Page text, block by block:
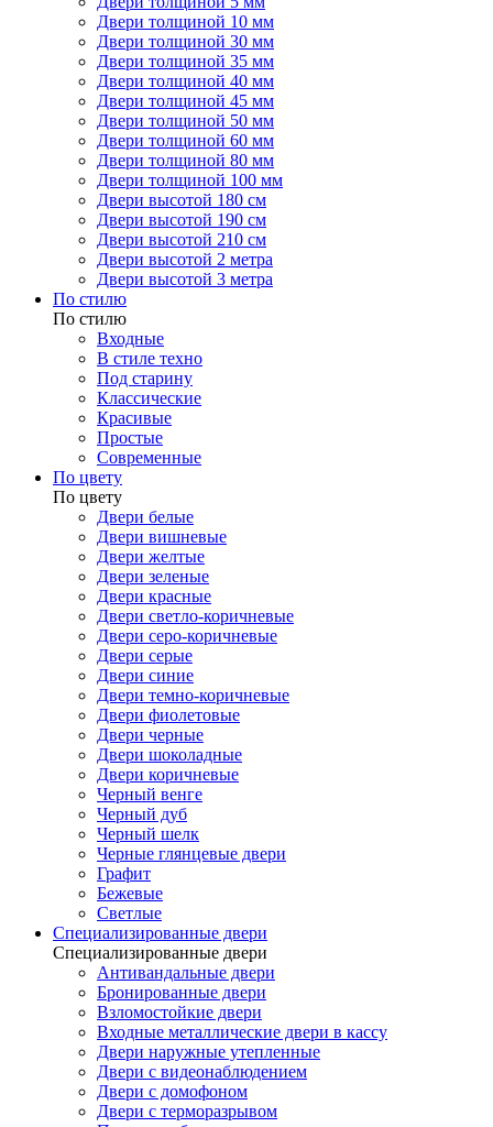
Двери толщиной 10 мм
Двери толщиной 30 мм
Двери толщиной 35 мм
Двери толщиной 40 мм
Двери толщиной 45 мм
Двери толщиной 50 мм
Двери толщиной 60 мм
Двери толщиной 80 мм
Двери толщиной 100 мм
Двери высотой 180 см
Двери высотой 190 см
Двери высотой 210 см
Двери высотой 2 метра
Двери высотой 3 метра
По стилю
По стилю
Входные
В стиле техно
Под старину
Классические
Красивые
Простые
Современные
По цвету
По цвету
Двери белые
Двери вишневые
Двери желтые
Двери зеленые
Двери красные
Двери светло-коричневые
Двери серо-коричневые
Двери серые
Двери синие
Двери темно-коричневые
Двери фиолетовые
Двери черные
Двери шоколадные
Двери коричневые
Черный венге
Черный дуб
Черный шелк
Черные глянцевые двери
Графит
Бежевые
Светлые
Специализированные двери
Специализированные двери
Антивандальные двери
Бронированные двери
Взломостойкие двери
Входные металлические двери в кассу
Двери наружные утепленные
Двери с видеонаблюдением
Двери с домофоном
Двери с терморазрывом